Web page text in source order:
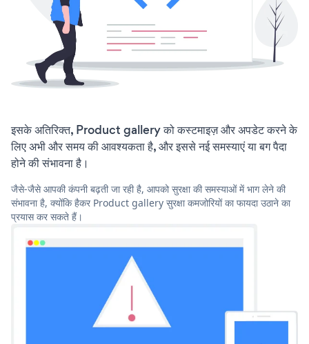
इसके अतिरिक्त, Product gallery को कस्टमाइज़ और अपडेट करने के
लिए अभी और समय की आवश्यकता है, और इससे नई समस्याएं या बग पैदा
होने की संभावना है।
जैसे-जैसे आपकी कंपनी बढ़ती जा रही है, आपको सुरक्षा की समस्याओं में भाग लेने की
संभावना है, क्योंकि हैकर Product gallery सुरक्षा कमजोरियों का फायदा उठाने का
प्रयास कर सकते हैं।